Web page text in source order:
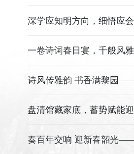
深学应知明方向，细悟应
诗风传雅韵 书香满黎园
盘清馆藏家底，蓄势赋能